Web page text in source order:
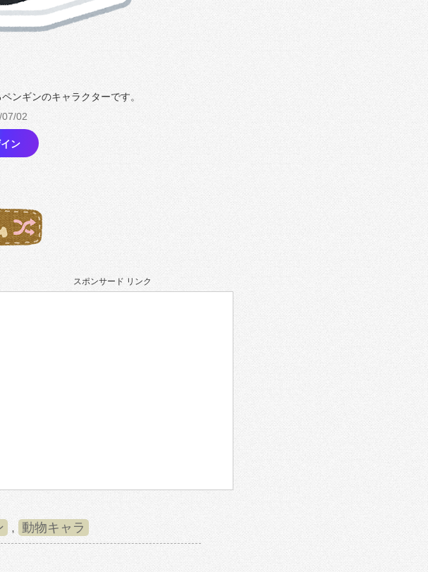
ンギンのキャラクターです。
02
ン
スポンサード リンク
, 動物キャラ